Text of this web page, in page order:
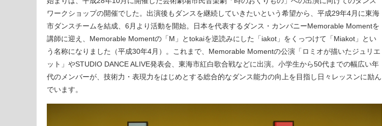
ワークショップの開催でした。出演後もダンスを継続していきたいという希望から、平成29年4月に東海
市ダンスチームを結成、6月より活動を開始。日本を代表するダンス・カンパニーMemorable Momentを
講師に迎え、Memorable Momentの「M」とtokaiを逆読みにした「iakot」をくっつけて「Miakot」とい
う名称になりました（平成30年4月）。これまで、Memorable Momentの公演「ロミオが描いたジュリエ
ット」やSTUDIO DANCE ALIVE発表会、東海市紅白歌合戦などに出演。小学生から50代までの幅広い年
代のメンバーが、技術力・表現力をはじめとする総合的なダンス能力の向上を目指し日々レッスンに励ん
でいます。